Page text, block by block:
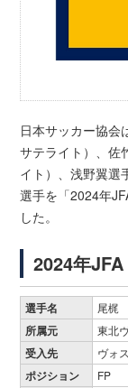
日本サッカー協会
サテライト）、佐
イト）、浅野翼選
選手を「2024年
した。
2024年
選手名 尾梶
所属元 東北
受入先 ヴォ
ポジション FP